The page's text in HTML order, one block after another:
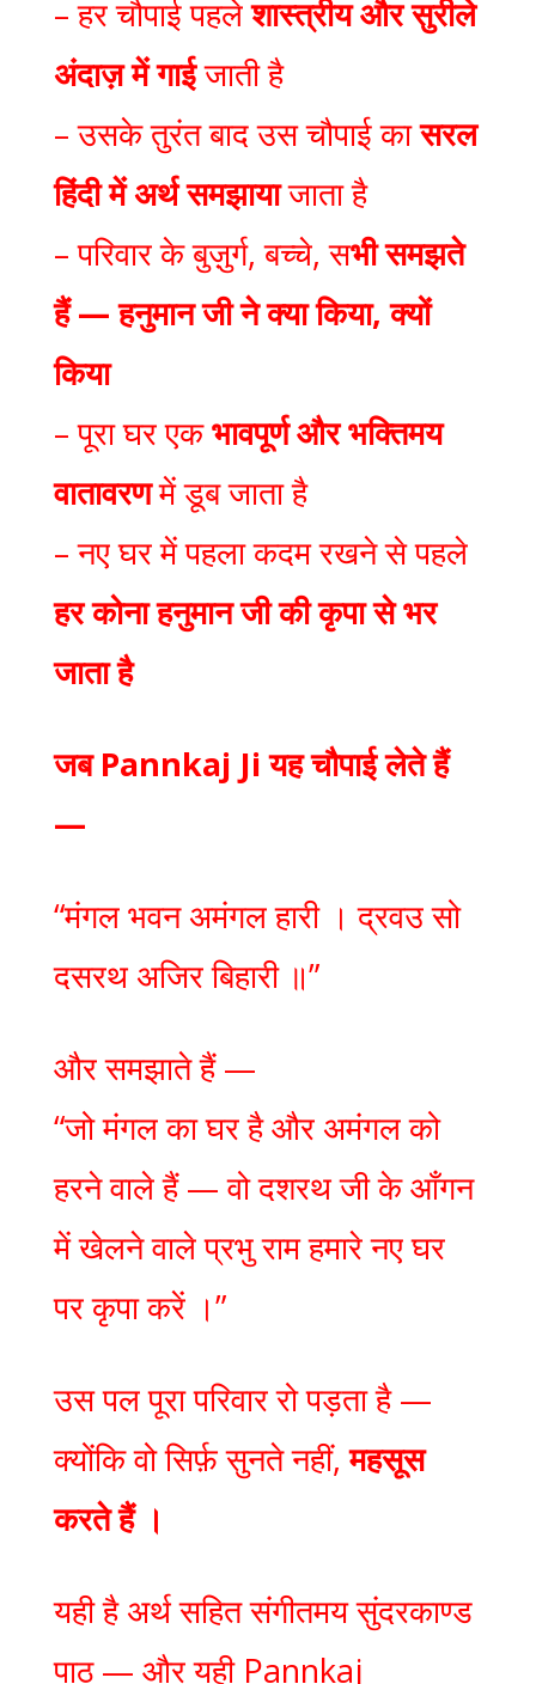
– हर चौपाई पहलेशास्त्रीय और सुरीले
अंदाज़ में गाईजाती है
– उसके तुरंत बाद उस चौपाई कासरल
हिंदी में अर्थ समझायाजाता है
– परिवार के बुज़ुर्ग, बच्चे, सभी समझते
हैं — हनुमान जी ने क्या किया, क्यों
किया
– पूरा घर एकभावपूर्ण और भक्तिमय
वातावरणमें डूब जाता है
– नए घर में पहला कदम रखने से पहले
हर कोना हनुमान जी की कृपा से भर
जाता है
जब Pannkaj Ji यह चौपाई लेते हैं
—
“मंगल भवन अमंगल हारी । द्रवउ सो
दसरथ अजिर बिहारी ॥”
और समझाते हैं —
“जो मंगल का घर है और अमंगल को
हरने वाले हैं — वो दशरथ जी के आँगन
में खेलने वाले प्रभु राम हमारे नए घर
पर कृपा करें ।”
उस पल पूरा परिवार रो पड़ता है —
क्योंकि वो सिर्फ़ सुनते नहीं,महसूस
करते हैं ।
यही है अर्थ सहित संगीतमय सुंदरकाण्ड
पाठ — और यही Pannkaj